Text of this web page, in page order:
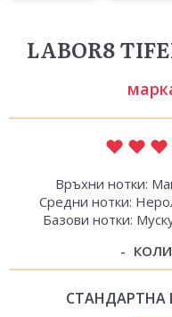
LABOR8
Връхни нотки:
Средни нотки:
Базови нотки:
СТАНДАРТНА